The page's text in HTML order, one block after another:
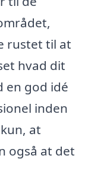
rustet til at
hvad dit
en god idé
inden
at
også at det